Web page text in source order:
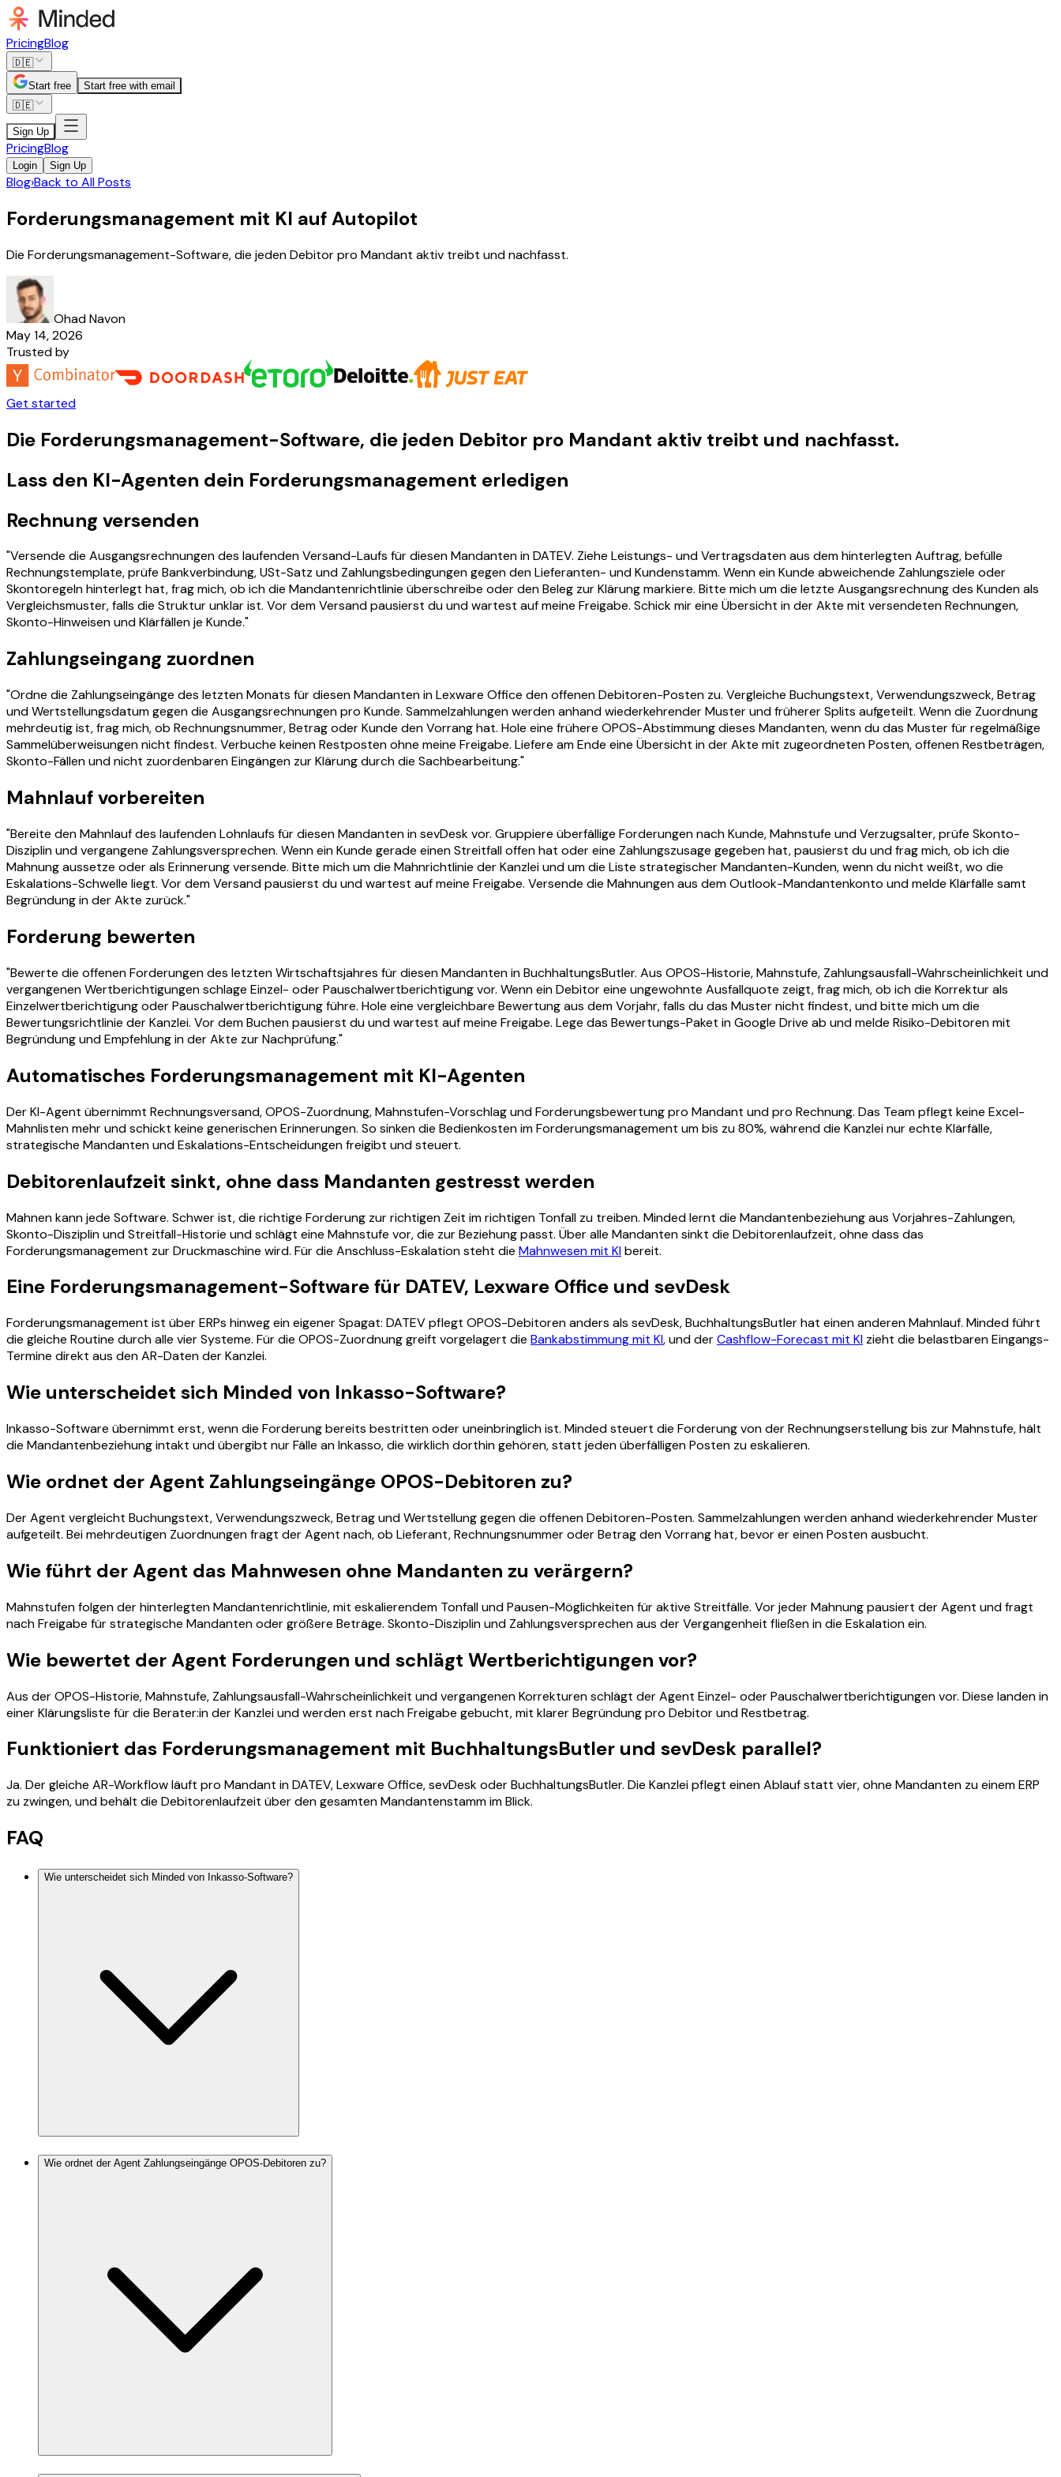
PricingBlog
🇩🇪
Start free
Start free with email
🇩🇪
Sign Up
PricingBlog
Login Sign Up
Blog›Back to All Posts
Forderungsmanagement mit KI auf Autopilot
Die Forderungsmanagement-Software, die jeden Debitor pro Mandant aktiv treibt und nachfasst.
Ohad Navon
May 14, 2026
Trusted by
Get started
Die Forderungsmanagement-Software, die jeden Debitor pro Mandant aktiv treibt und nachfasst.
Lass den KI-Agenten dein Forderungsmanagement erledigen
Rechnung versenden
"Versende die Ausgangsrechnungen des laufenden Versand-Laufs für diesen Mandanten in DATEV. Ziehe Leistungs- und Vertragsdaten aus dem hinterlegten Auftrag, befülle
Rechnungstemplate, prüfe Bankverbindung, USt-Satz und Zahlungsbedingungen gegen den Lieferanten- und Kundenstamm. Wenn ein Kunde abweichende Zahlungsziele oder
Skontoregeln hinterlegt hat, frag mich, ob ich die Mandantenrichtlinie überschreibe oder den Beleg zur Klärung markiere. Bitte mich um die letzte Ausgangsrechnung des Kunden als
Vergleichsmuster, falls die Struktur unklar ist. Vor dem Versand pausierst du und wartest auf meine Freigabe. Schick mir eine Übersicht in der Akte mit versendeten Rechnungen,
Skonto-Hinweisen und Klärfällen je Kunde."
Zahlungseingang zuordnen
"Ordne die Zahlungseingänge des letzten Monats für diesen Mandanten in Lexware Office den offenen Debitoren-Posten zu. Vergleiche Buchungstext, Verwendungszweck, Betrag
und Wertstellungsdatum gegen die Ausgangsrechnungen pro Kunde. Sammelzahlungen werden anhand wiederkehrender Muster und früherer Splits aufgeteilt. Wenn die Zuordnung
mehrdeutig ist, frag mich, ob Rechnungsnummer, Betrag oder Kunde den Vorrang hat. Hole eine frühere OPOS-Abstimmung dieses Mandanten, wenn du das Muster für regelmäßige
Sammelüberweisungen nicht findest. Verbuche keinen Restposten ohne meine Freigabe. Liefere am Ende eine Übersicht in der Akte mit zugeordneten Posten, offenen Restbeträgen,
Skonto-Fällen und nicht zuordenbaren Eingängen zur Klärung durch die Sachbearbeitung."
Mahnlauf vorbereiten
"Bereite den Mahnlauf des laufenden Lohnlaufs für diesen Mandanten in sevDesk vor. Gruppiere überfällige Forderungen nach Kunde, Mahnstufe und Verzugsalter, prüfe Skonto-
Disziplin und vergangene Zahlungsversprechen. Wenn ein Kunde gerade einen Streitfall offen hat oder eine Zahlungszusage gegeben hat, pausierst du und frag mich, ob ich die
Mahnung aussetze oder als Erinnerung versende. Bitte mich um die Mahnrichtlinie der Kanzlei und um die Liste strategischer Mandanten-Kunden, wenn du nicht weißt, wo die
Eskalations-Schwelle liegt. Vor dem Versand pausierst du und wartest auf meine Freigabe. Versende die Mahnungen aus dem Outlook-Mandantenkonto und melde Klärfälle samt
Begründung in der Akte zurück."
Forderung bewerten
"Bewerte die offenen Forderungen des letzten Wirtschaftsjahres für diesen Mandanten in BuchhaltungsButler. Aus OPOS-Historie, Mahnstufe, Zahlungsausfall-Wahrscheinlichkeit und
vergangenen Wertberichtigungen schlage Einzel- oder Pauschalwertberichtigung vor. Wenn ein Debitor eine ungewohnte Ausfallquote zeigt, frag mich, ob ich die Korrektur als
Einzelwertberichtigung oder Pauschalwertberichtigung führe. Hole eine vergleichbare Bewertung aus dem Vorjahr, falls du das Muster nicht findest, und bitte mich um die
Bewertungsrichtlinie der Kanzlei. Vor dem Buchen pausierst du und wartest auf meine Freigabe. Lege das Bewertungs-Paket in Google Drive ab und melde Risiko-Debitoren mit
Begründung und Empfehlung in der Akte zur Nachprüfung."
Automatisches Forderungsmanagement mit KI-Agenten
Der KI-Agent übernimmt Rechnungsversand, OPOS-Zuordnung, Mahnstufen-Vorschlag und Forderungsbewertung pro Mandant und pro Rechnung. Das Team pflegt keine Excel-
Mahnlisten mehr und schickt keine generischen Erinnerungen. So sinken die Bedienkosten im Forderungsmanagement um bis zu 80%, während die Kanzlei nur echte Klärfälle,
strategische Mandanten und Eskalations-Entscheidungen freigibt und steuert.
Debitorenlaufzeit sinkt, ohne dass Mandanten gestresst werden
Mahnen kann jede Software. Schwer ist, die richtige Forderung zur richtigen Zeit im richtigen Tonfall zu treiben. Minded lernt die Mandantenbeziehung aus Vorjahres-Zahlungen,
Skonto-Disziplin und Streitfall-Historie und schlägt eine Mahnstufe vor, die zur Beziehung passt. Über alle Mandanten sinkt die Debitorenlaufzeit, ohne dass das
Forderungsmanagement zur Druckmaschine wird. Für die Anschluss-Eskalation steht die Mahnwesen mit KIbereit.
Eine Forderungsmanagement-Software für DATEV, Lexware Office und sevDesk
Forderungsmanagement ist über ERPs hinweg ein eigener Spagat: DATEV pflegt OPOS-Debitoren anders als sevDesk, BuchhaltungsButler hat einen anderen Mahnlauf. Minded führt
die gleiche Routine durch alle vier Systeme. Für die OPOS-Zuordnung greift vorgelagert die Bankabstimmung mit KI, und derCashflow-Forecast mit KI zieht die belastbaren Eingangs-
Termine direkt aus den AR-Daten der Kanzlei.
Wie unterscheidet sich Minded von Inkasso-Software?
Inkasso-Software übernimmt erst, wenn die Forderung bereits bestritten oder uneinbringlich ist. Minded steuert die Forderung von der Rechnungserstellung bis zur Mahnstufe, hält
die Mandantenbeziehung intakt und übergibt nur Fälle an Inkasso, die wirklich dorthin gehören, statt jeden überfälligen Posten zu eskalieren.
Wie ordnet der Agent Zahlungseingänge OPOS-Debitoren zu?
Der Agent vergleicht Buchungstext, Verwendungszweck, Betrag und Wertstellung gegen die offenen Debitoren-Posten. Sammelzahlungen werden anhand wiederkehrender Muster
aufgeteilt. Bei mehrdeutigen Zuordnungen fragt der Agent nach, ob Lieferant, Rechnungsnummer oder Betrag den Vorrang hat, bevor er einen Posten ausbucht.
Wie führt der Agent das Mahnwesen ohne Mandanten zu verärgern?
Mahnstufen folgen der hinterlegten Mandantenrichtlinie, mit eskalierendem Tonfall und Pausen-Möglichkeiten für aktive Streitfälle. Vor jeder Mahnung pausiert der Agent und fragt
nach Freigabe für strategische Mandanten oder größere Beträge. Skonto-Disziplin und Zahlungsversprechen aus der Vergangenheit fließen in die Eskalation ein.
Wie bewertet der Agent Forderungen und schlägt Wertberichtigungen vor?
Aus der OPOS-Historie, Mahnstufe, Zahlungsausfall-Wahrscheinlichkeit und vergangenen Korrekturen schlägt der Agent Einzel- oder Pauschalwertberichtigungen vor. Diese landen in
einer Klärungsliste für die Berater:in der Kanzlei und werden erst nach Freigabe gebucht, mit klarer Begründung pro Debitor und Restbetrag.
Funktioniert das Forderungsmanagement mit BuchhaltungsButler und sevDesk parallel?
Ja. Der gleiche AR-Workflow läuft pro Mandant in DATEV, Lexware Office, sevDesk oder BuchhaltungsButler. Die Kanzlei pflegt einen Ablauf statt vier, ohne Mandanten zu einem ERP
zu zwingen, und behält die Debitorenlaufzeit über den gesamten Mandantenstamm im Blick.
FAQ
Wie unterscheidet sich Minded von Inkasso-Software?
Wie ordnet der Agent Zahlungseingänge OPOS-Debitoren zu?